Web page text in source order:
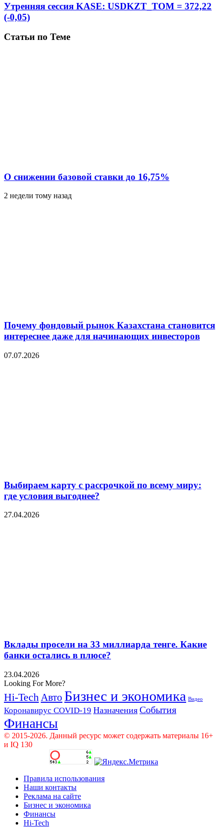
Утренняя сессия KASE: USDKZT_TOM = 372,22
(-0,05)
Статьи по Теме
О снижении базовой ставки до 16,75%
2 недели тому назад
Почему фондовый рынок Казахстана становится
интереснее даже для начинающих инвесторов
07.07.2026
Выбираем карту с рассрочкой по всему миру:
где условия выгоднее?
27.04.2026
Вклады просели на 33 миллиарда тенге. Какие
банки остались в плюсе?
23.04.2026
Looking For More?
Hi-Tech Авто Бизнес и экономика Видео
Коронавирус COVID-19 Назначения События
Финансы
© 2015-2026. Данный ресурс может содержать материалы 16+
и IQ 130
Правила использования
Наши контакты
Реклама на сайте
Бизнес и экономика
Финансы
Hi-Tech